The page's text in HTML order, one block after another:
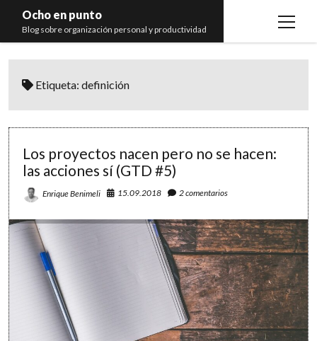
Ocho en punto
Blog sobre organización personal y productividad
open
Libros
Etiqueta:definición
Los proyectos nacen pero no se hacen:
las acciones sí (GTD #5)
Enrique Benimeli 15.09.2018 2 comentarios